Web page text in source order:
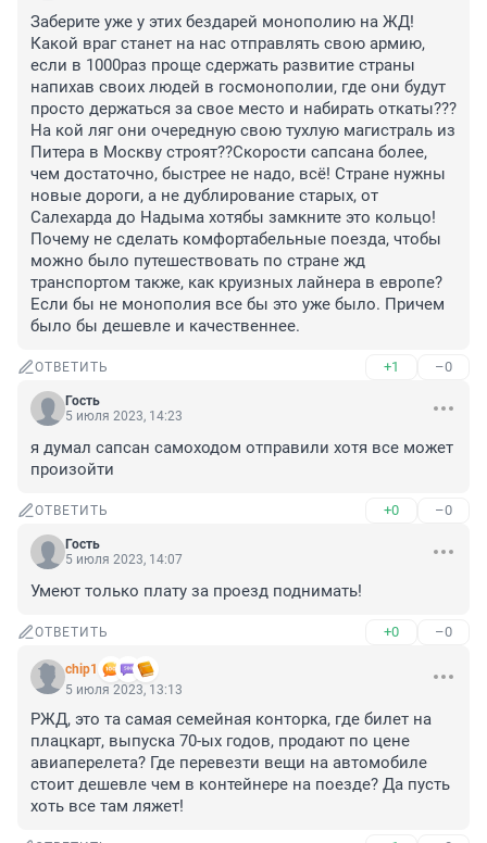
Заберите уже у этих бездарей монополию на ЖД!
Какой враг станет на нас отправлять свою армию,
если в 1000раз проще сдержать развитие страны
напихав своих людей в госмонополии, где они будут
просто держаться за свое место и набирать откаты???
На кой ляг они очередную свою тухлую магистраль из
Питера в Москву строят??Скорости сапсана более,
чем достаточно, быстрее не надо, всё! Стране нужны
новые дороги, а не дублирование старых, от
Салехарда до Надыма хотябы замкните это кольцо!
Почему не сделать комфортабельные поезда, чтобы
можно было путешествовать по стране жд
транспортом также, как круизных лайнера в европе?
Если бы не монополия все бы это уже было. Причем
было бы дешевле и качественнее.
ОТВЕТИТЬ +1 –0
Гость
5 июля 2023, 14:23
я думал сапсан самоходом отправили хотя все может
произойти
ОТВЕТИТЬ +0 –0
Гость
5 июля 2023, 14:07
Умеют только плату за проезд поднимать!
ОТВЕТИТЬ +0 –0
chip1
5 июля 2023, 13:13
РЖД, это та самая семейная конторка, где билет на
плацкарт, выпуска 70-ых годов, продают по цене
авиаперелета? Где перевезти вещи на автомобиле
стоит дешевле чем в контейнере на поезде? Да пусть
хоть все там ляжет!